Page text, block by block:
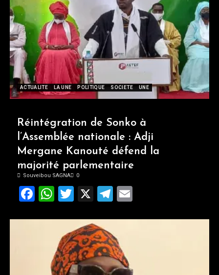
ACTUALITE LA UNE POLITIQUE SOCIETE UNE
Réintégration de Sonko à
l’Assemblée nationale : Adji
Mergane Kanouté défend la
majorité parlementaire
Souveibou SAGNA 0
Facebook
WhatsApp
Twitter
X Telegram